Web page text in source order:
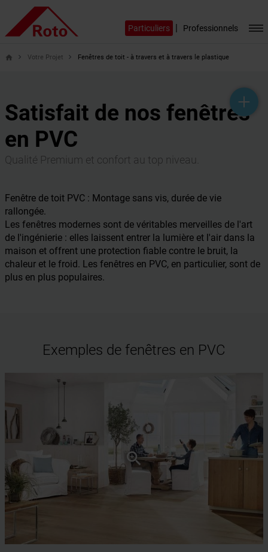
Particuliers | Professionnels
help_outline
headset_mic
mail_outline
home Votre Projet Fenêtres de toit - à travers et à travers le plastique
Satisfait de nos fenêtres
en PVC
Qualité Premium et confort au top niveau.
Fenêtre de toit PVC : Montage sans vis, durée de vie
rallongée.
Les fenêtres modernes sont de véritables merveilles de l'art
de l'ingénierie : elles laissent entrer la lumière et l'air dans la
maison et offrent une protection fiable contre le bruit, la
chaleur et le froid. Les fenêtres en PVC, en particulier, sont de
plus en plus populaires.
Exemples de fenêtres en PVC